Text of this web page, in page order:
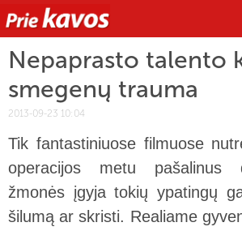
Nepaprasto talento
smegenų trauma
2013-09-23 10:04
Tik fantastiniuose filmuose
operacijos metu pašalinus
žmonės įgyja tokių ypatingų
šilumą ar skristi. Realiame